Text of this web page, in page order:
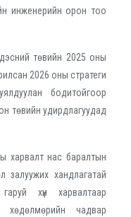
инженерийн орон тоо
төвийн 2025 оны
2026 оны стратеги
бодитойгоор
төвийн удирдлагуудад
харвалт нас баралтын
залуужих хандлагатай
хүн харвалтаар
хөдөлмөрийн чадвар